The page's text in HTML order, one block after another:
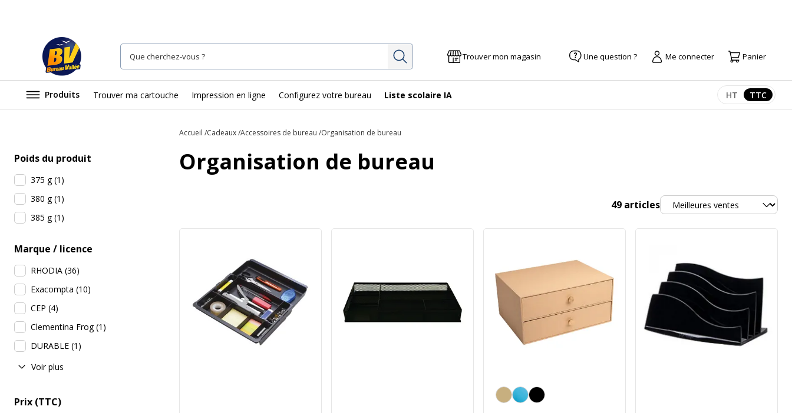
Rechercher Trouver mon magasin Une question ? Me connecter Panier
Produits Trouver ma cartouche Impression en ligne Configurez votre bureau Liste scolaire IA Afficher les
HT TTC
Poids du produit
375 g(1 )
380 g(1 )
385 g(1 )
Marque / licence
RHODIA (36)
Exacompta (10)
CEP (4)
Clementina Frog(1 )
DURABLE (1 )
Voir plus
Prix (TTC)
Accueil Cadeaux Accessoires de bureau Organisation de bureau
Organisation de bureau
49 articlesTrier
Beige